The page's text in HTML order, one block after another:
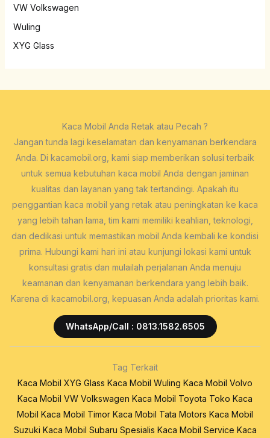
VW Volkswagen
Wuling
XYG Glass
Kaca Mobil Anda Retak atau Pecah ?
Jangan tunda lagi keselamatan dan kenyamanan berkendara
Anda. Di kacamobil.org, kami siap memberikan solusi terbaik
untuk semua kebutuhan kaca mobil Anda dengan jaminan
kualitas dan layanan yang tak tertandingi. Apakah itu
penggantian kaca mobil yang retak atau peningkatan ke kaca
yang lebih tahan lama, tim kami memiliki keahlian, teknologi,
dan dedikasi untuk memastikan mobil Anda kembali ke kondisi
prima. Hubungi kami hari ini atau kunjungi lokasi kami untuk
konsultasi gratis dan mulailah perjalanan Anda menuju
keamanan dan kenyamanan berkendara yang lebih baik.
Karena di kacamobil.org, kepuasan Anda adalah prioritas kami.
WhatsApp/Call : 0813.1582.6505
Tag Terkait
Kaca Mobil XYG Glass Kaca Mobil Wuling Kaca Mobil Volvo
Kaca Mobil VW Volkswagen Kaca Mobil Toyota Toko Kaca
Mobil Kaca Mobil Timor Kaca Mobil Tata Motors Kaca Mobil
Suzuki Kaca Mobil Subaru Spesialis Kaca Mobil Service Kaca